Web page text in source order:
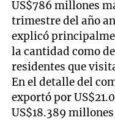
US$786 millones
trimestre del año
explicó
la cantidad como
residentes que
En el detalle del
exportó por
US$18.389